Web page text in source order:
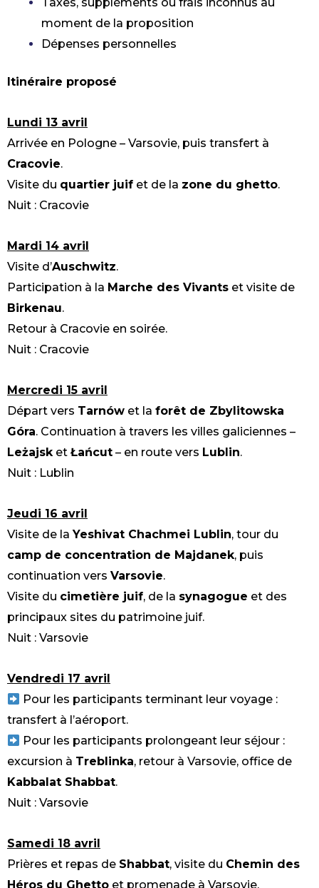
moment de la proposition
Dépenses personnelles
Itinéraire proposé
Lundi 13 avril
Arrivée en Pologne – Varsovie, puis transfert à
Cracovie.
Visite du quartier juif et de la zone du ghetto.
Nuit : Cracovie
Mardi 14 avril
Visite d’Auschwitz.
Participation à la Marche des Vivants et visite de
Birkenau.
Retour à Cracovie en soirée.
Nuit : Cracovie
Mercredi 15 avril
Départ vers Tarnów et la forêt de Zbylitowska
Góra. Continuation à travers les villes galiciennes –
Leżajsket Łańcut – en route vers Lublin.
Nuit : Lublin
Jeudi 16 avril
Visite de laYeshivat Chachmei Lublin, tour du
camp de concentration de Majdanek, puis
continuation vers Varsovie.
Visite du cimetière juif, de la synagogue et des
principaux sites du patrimoine juif.
Nuit : Varsovie
Vendredi 17 avril
Pour les participants terminant leur voyage :
transfert à l’aéroport.
Pour les participants prolongeant leur séjour :
excursion à Treblinka, retour à Varsovie, office de
Kabbalat Shabbat.
Nuit : Varsovie
Samedi 18 avril
Prières et repas de Shabbat, visite du Chemin des
Héros du Ghetto et promenade à Varsovie.
Prêt(e) à faire la différence ?
Découvrez nos nouveaux
connectent à Israël et à la
Commencez votre aventure avec
Sar-El !
Dès Aujourd’hui !